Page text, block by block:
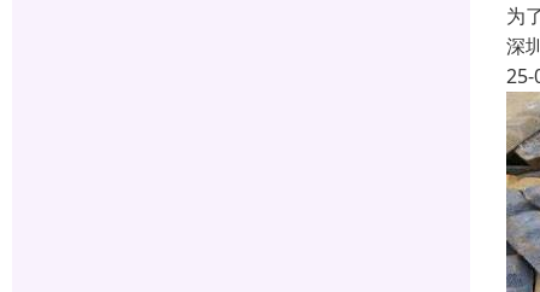
为
深
25-